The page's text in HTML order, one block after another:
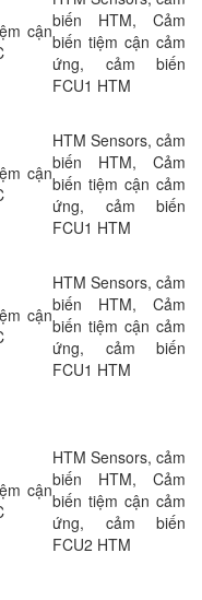
cậnbiến HTM, Cảm
biến tiệm cận cảm
ứng, cảm biến
FCU1 HTM
cận
HTM Sensors, cảm
biến HTM, Cảm
biến tiệm cận cảm
ứng, cảm biến
FCU1 HTM
cận
HTM Sensors, cảm
biến HTM, Cảm
biến tiệm cận cảm
ứng, cảm biến
FCU1 HTM
cận
HTM Sensors, cảm
biến HTM, Cảm
biến tiệm cận cảm
ứng, cảm biến
FCU2 HTM